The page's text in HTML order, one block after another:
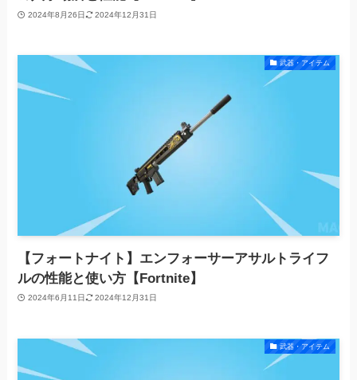
2024年8月26日 2024年12月31日
武器・アイテム
【フォートナイト】エンフォーサーアサルトライフ
ルの性能と使い方【Fortnite】
2024年6月11日 2024年12月31日
武器・アイテム